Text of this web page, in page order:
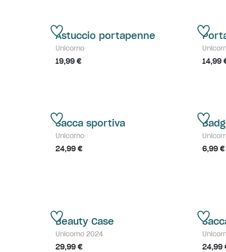
Astuccio portapenne
Unicorno
19,99 € 14,99
Sacca sportiva
Unicorno
24,99 € 6,99 €
Beauty Case
Unicorno 2024
29,99 € 24,99